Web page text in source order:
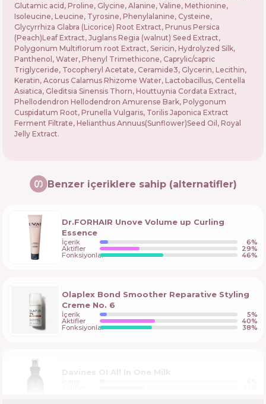
Glutamic acid, Proline, Glycine, Alanine, Valine, Methionine,
Isoleucine, Leucine, Tyrosine, Phenylalanine, Cysteine,
Glycyrrhiza Glabra (Licorice) Root Extract, Prunus Persica
(Peach)Leaf Extract, Juglans Regia (walnut) Seed Extract,
Polygonum Multiflorum root Extract, Sericin, Hydrolyzed Silk,
Panthenol, Water, Phenyl Trimethicone, Caprylic/capric
Triglyceride, Tocopheryl Acetate, Ceramide3, Glycerin, Lecithin,
Keratin, Acorus Calamus Rhizome Water, Lactobacillus, Centella
Asiatica, Gleditsia Sinensis Thorn, Houttuynia Cordata Extract,
Phellodendron Hellodendron Amurense Bark, Polygonum
Cuspidatum Root, Prunella Vulgaris, Torilis Japonica Extract
Ferment Filtrate, Helianthus Annuus(Sunflower)Seed Oil, Royal
Jelly Extract.
Benzer içeriklere sahip (alternatifler)
Dr.FORHAIR Unove Volume up Curling
Essence
İçerik 6%
Aktifler 29%
Fonksiyonlar 46%
Olaplex Bond Smoother Reparative Styling
Creme No. 6
İçerik 5%
Aktifler 40%
Fonksiyonlar 38%
Davines OI All In One Milk